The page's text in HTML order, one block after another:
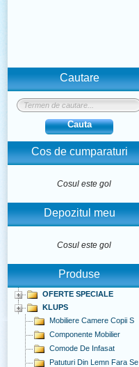
Cautare
Cauta
Cos de cumparaturi
Cosul este gol
Depozitul meu
Cosul este gol
Produse
OFERTE SPECIALE
KLUPS
Mobiliere Camere Copii S
Componente Mobilier
Comode De Infasat
Patuturi Din Lemn Fara Se